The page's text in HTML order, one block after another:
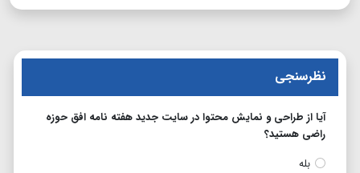
نظرسنجی
آیا از طراحی و نمایش محتوا در سایت جدید هفته نامه افق حوزه
راضی هستید؟
بله